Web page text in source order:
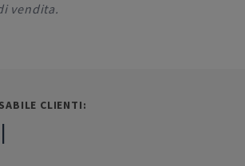
vendita.
CLIENTI: